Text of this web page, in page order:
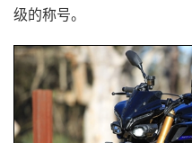
级的称号。